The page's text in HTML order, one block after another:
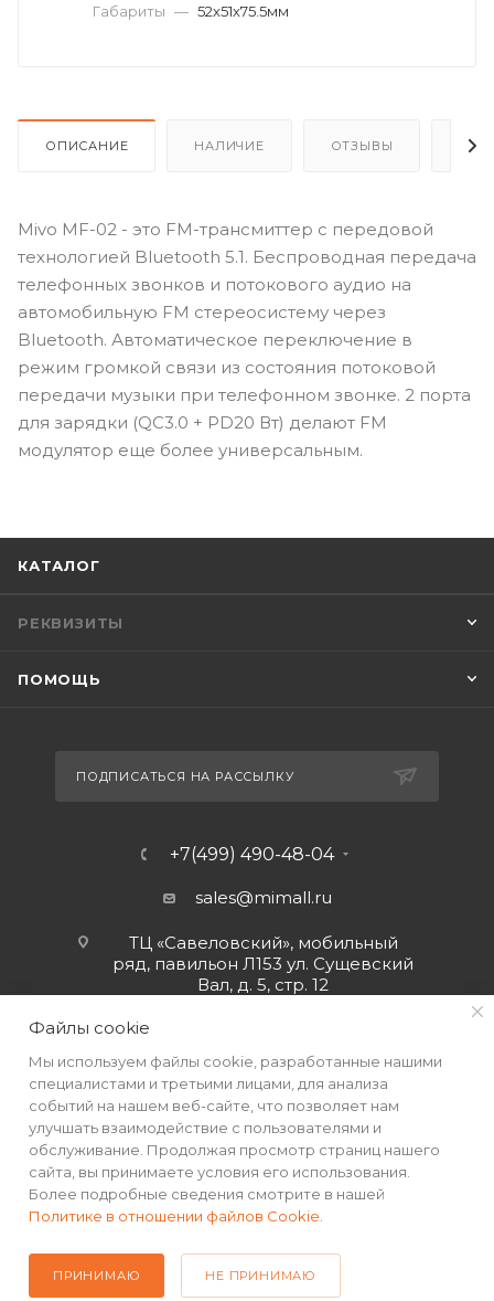
Габариты — 52х51х75.5мм
ОПИСАНИЕ НАЛИЧИЕ ОТЗЫВЫ
Mivo MF-02 - это FM-трансмиттер с передовой
технологией Bluetooth 5.1. Беспроводная передача
телефонных звонков и потокового аудио на
автомобильную FM стереосистему через
Bluetooth. Автоматическое переключение в
режим громкой связи из состояния потоковой
передачи музыки при телефонном звонке. 2 порта
для зарядки (QC3.0 + PD20 Вт) делают FM
модулятор еще более универсальным.
КАТАЛОГ
РЕКВИЗИТЫ
ПОМОЩЬ
ПОДПИСАТЬСЯ НА РАССЫЛКУ
+7(499) 490-48-04
sales@mimall.ru
ТЦ «Савеловский», мобильный
ряд, павильон Л153 ул. Сущевский
Вал, д. 5, стр. 12
2026 © Интернет-магазин MiMall® • Не является публичной
офертой • 2026 г.
Файлы cookie
Мы используем файлы cookie, разработанные нашими
специалистами и третьими лицами, для анализа
событий на нашем веб-сайте, что позволяет нам
улучшать взаимодействие с пользователями и
обслуживание. Продолжая просмотр страниц нашего
сайта, вы принимаете условия его использования.
Более подробные сведения смотрите в нашей
Политике в отношении файлов Cookie
ПРИНИМАЮ НЕ ПРИНИМАЮ